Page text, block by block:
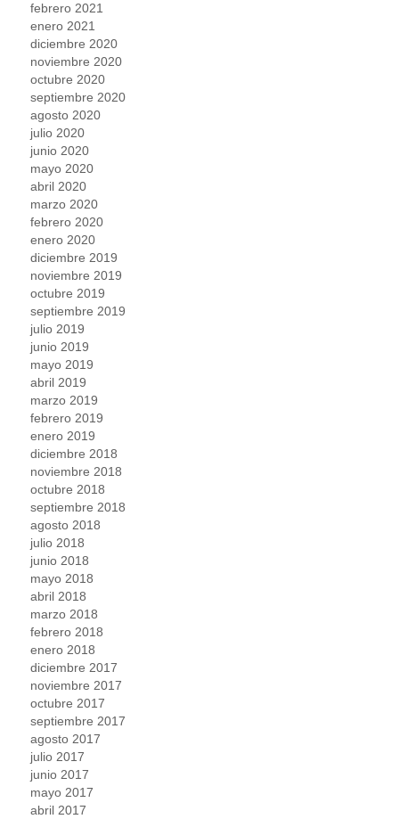
febrero 2021
enero 2021
diciembre 2020
noviembre 2020
octubre 2020
septiembre 2020
agosto 2020
julio 2020
junio 2020
mayo 2020
abril 2020
marzo 2020
febrero 2020
enero 2020
diciembre 2019
noviembre 2019
octubre 2019
septiembre 2019
julio 2019
junio 2019
mayo 2019
abril 2019
marzo 2019
febrero 2019
enero 2019
diciembre 2018
noviembre 2018
octubre 2018
septiembre 2018
agosto 2018
julio 2018
junio 2018
mayo 2018
abril 2018
marzo 2018
febrero 2018
enero 2018
diciembre 2017
noviembre 2017
octubre 2017
septiembre 2017
agosto 2017
julio 2017
junio 2017
mayo 2017
abril 2017